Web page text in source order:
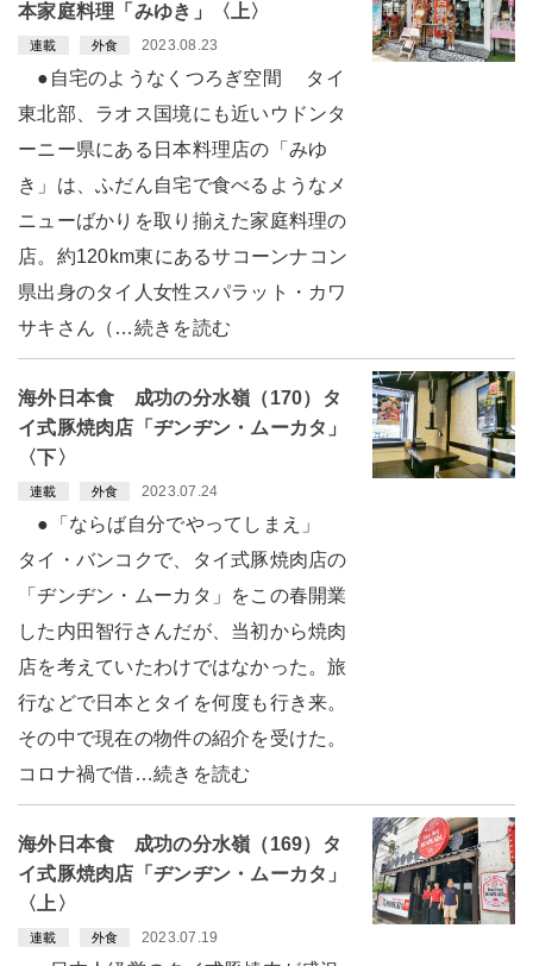
本家庭料理「みゆき」〈上〉
連載 外食 2023.08.23
●自宅のようなくつろぎ空間 タイ
東北部、ラオス国境にも近いウドンタ
ーニー県にある日本料理店の「みゆ
き」は、ふだん自宅で食べるようなメ
ニューばかりを取り揃えた家庭料理の
店。約120km東にあるサコーンナコン
県出身のタイ人女性スパラット・カワ
サキさん（…続きを読む
海外日本食 成功の分水嶺（170）タ
イ式豚焼肉店「ヂンヂン・ムーカタ」
〈下〉
連載 外食 2023.07.24
●「ならば自分でやってしまえ」
タイ・バンコクで、タイ式豚焼肉店の
「ヂンヂン・ムーカタ」をこの春開業
した内田智行さんだが、当初から焼肉
店を考えていたわけではなかった。旅
行などで日本とタイを何度も行き来。
その中で現在の物件の紹介を受けた。
コロナ禍で借…続きを読む
海外日本食 成功の分水嶺（169）タ
イ式豚焼肉店「ヂンヂン・ムーカタ」
〈上〉
連載 外食 2023.07.19